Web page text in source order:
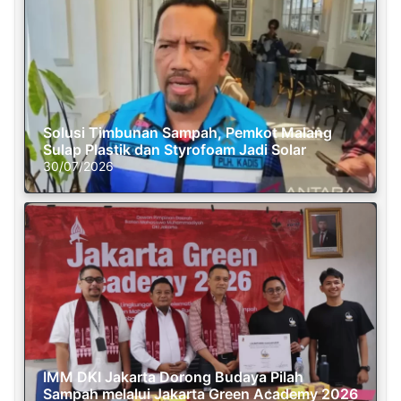
Solusi Timbunan Sampah, Pemkot Malang
Sulap Plastik dan Styrofoam Jadi Solar
30/07/2026
IMM DKI Jakarta Dorong Budaya Pilah
Sampah melalui Jakarta Green Academy 2026